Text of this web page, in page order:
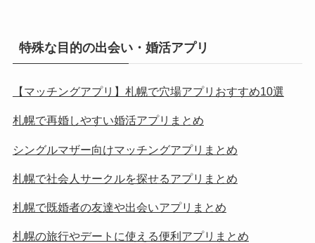
特殊な目的の出会い・婚活アプリ
【マッチングアプリ】札幌で穴場アプリおすすめ10選
札幌で再婚しやすい婚活アプリまとめ
シングルマザー向けマッチングアプリまとめ
札幌で社会人サークルを探せるアプリまとめ
札幌で既婚者の友達や出会いアプリまとめ
札幌の旅行やデートに使える便利アプリまとめ